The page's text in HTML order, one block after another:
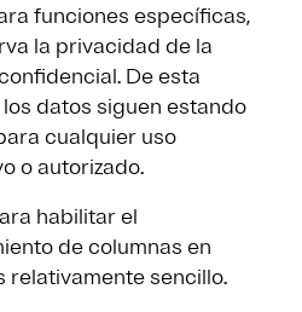
funciones específicas,
la privacidad de la
De esta
datos siguen estando
cualquier uso
o autorizado.
habilitar el
de columnas en
relativamente sencillo.